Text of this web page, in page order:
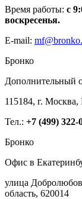
Время работы: с
воскресенья.
E-mail:
Бронко
Дополнительный
115184, г.
Тел.: +7 (499) 322-
Бронко
Офис в
улица
область, 620014